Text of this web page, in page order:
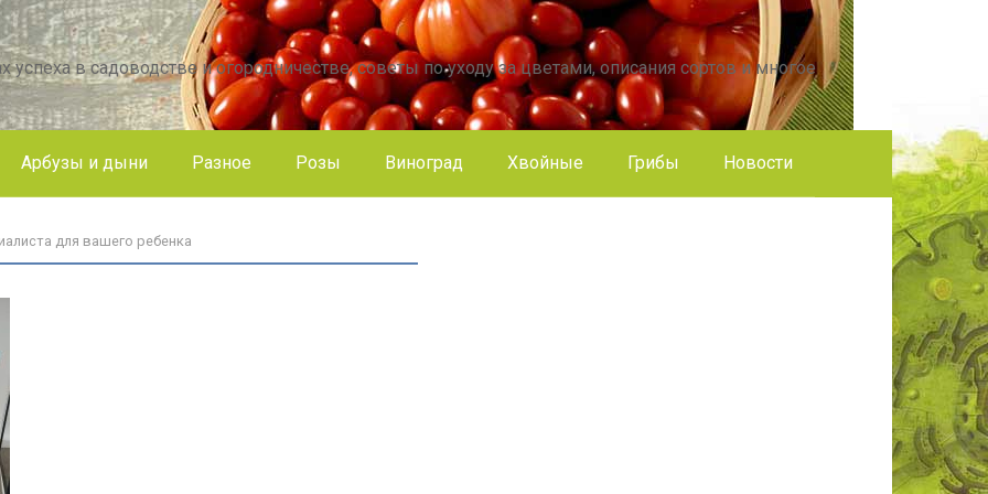
успеха в садоводстве и огородничестве, советы по уходу за цветами, описания сортов и многое
Арбузы и дыни Разное Розы Виноград Хвойные Грибы Новости
для вашего ребенка